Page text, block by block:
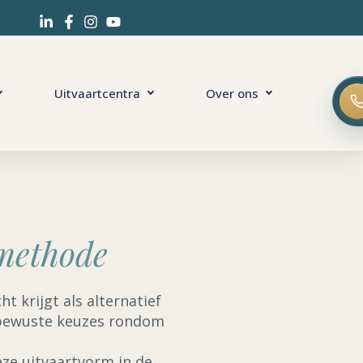
Uitvaartcentra Over ons
krijgt als alternatief
keuzes rondom